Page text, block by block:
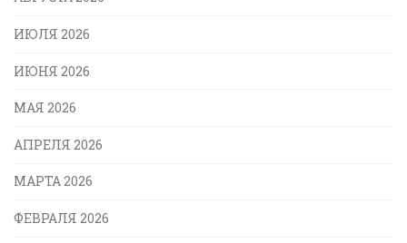
ИЮЛЯ 2026
ИЮНЯ 2026
МАЯ 2026
АПРЕЛЯ 2026
МАРТА 2026
ФЕВРАЛЯ 2026